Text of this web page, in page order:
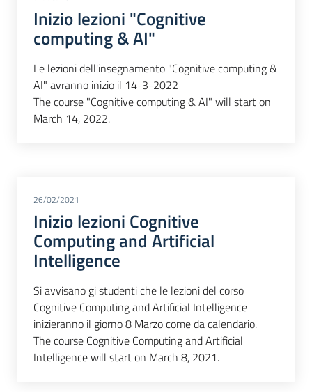
Inizio lezioni "Cognitive
computing & AI"
Le lezioni dell'insegnamento "Cognitive computing &
AI" avranno inizio il 14-3-2022
The course "Cognitive computing & AI" will start on
March 14, 2022.
26/02/2021
Inizio lezioni Cognitive
Computing and Artificial
Intelligence
Si avvisano gi studenti che le lezioni del corso
Cognitive Computing and Artificial Intelligence
inizieranno il giorno 8 Marzo come da calendario.
The course Cognitive Computing and Artificial
Intelligence will start on March 8, 2021.